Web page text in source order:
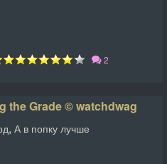
2
the Grade © watchdwag
, А в попку лучше